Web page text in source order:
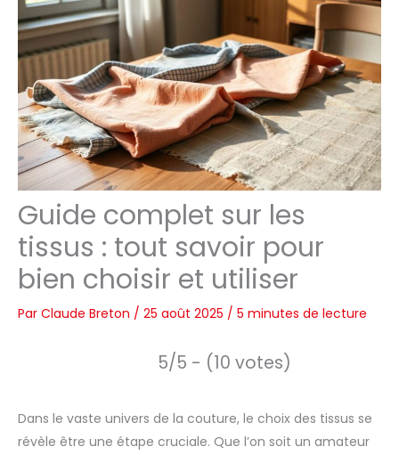
Guide complet sur les
tissus : tout savoir pour
bien choisir et utiliser
Par Claude Breton / 25 août 2025 / 5 minutes de lecture
5/5 - (10 votes)
Dans le vaste univers de la couture, le choix des tissus se
révèle être une étape cruciale. Que l’on soit un amateur